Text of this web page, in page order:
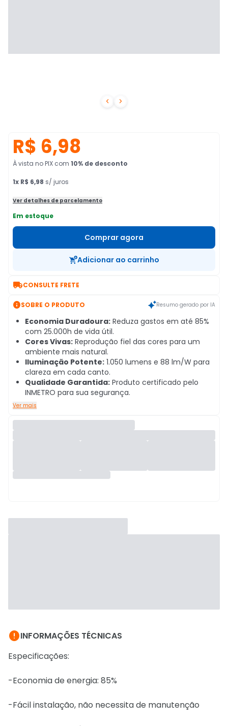
 
R$ 6,98
À vista no PIX com 10% de desconto
1x R$ 6,98 s/ juros
Ver detalhes de parcelamento
Em estoque
Comprar agora
Adicionar ao carrinho
CONSULTE FRETE
SOBRE O PRODUTO Resumo gerado por IA
Economia Duradoura: Reduza gastos em até 85%
com 25.000h de vida útil.
Cores Vivas: Reprodução fiel das cores para um
ambiente mais natural.
Iluminação Potente: 1.050 lumens e 88 lm/W para
clareza em cada canto.
Qualidade Garantida: Produto certificado pelo
INMETRO para sua segurança.
Ver mais
INFORMAÇÕES TÉCNICAS
Especificações:
-Economia de energia: 85%
-Fácil instalação, não necessita de manutenção